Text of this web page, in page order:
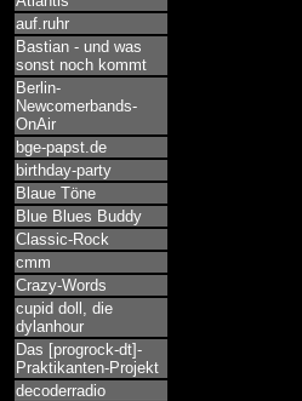
auf.ruhr
Bastian - und was
sonst noch kommt
Berlin-
Newcomerbands-
OnAir
bge-papst.de
birthday-party
Blaue Töne
Blue Blues Buddy
Classic-Rock
cmm
Crazy-Words
cupid doll, die
dylanhour
Das [progrock-dt]-
Praktikanten-Projekt
decoderradio